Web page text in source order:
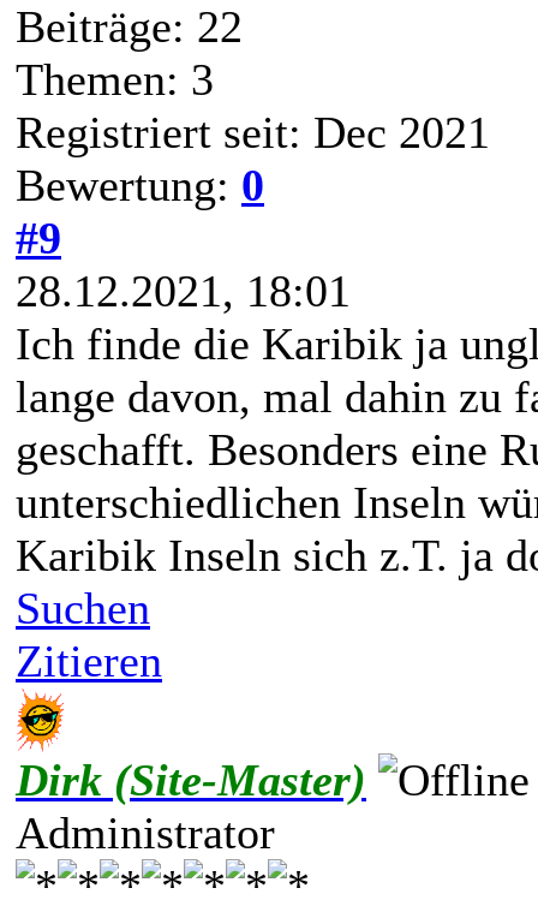
Beiträge: 22
Themen: 3
Registriert seit: Dec 2021
Bewertung: 0
#9
28.12.2021, 18:01
Ich finde die Karibik ja
lange davon, mal dahin zu
geschafft. Besonders eine
unterschiedlichen Inseln
Karibik Inseln sich z.T. ja
Suchen
Zitieren
Dirk (Site-Master)
Administrator